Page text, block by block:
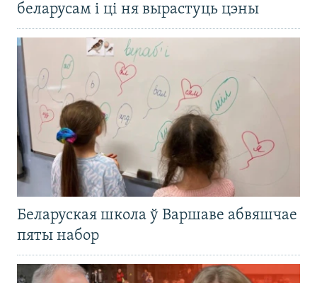
беларусам і ці ня вырастуць цэны
Беларуская школа ў Варшаве абвяшчае
пяты набор